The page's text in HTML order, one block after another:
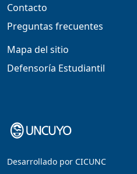
Contacto
Preguntas frecuentes
Mapa del sitio
Defensoría Estudiantil
Desarrollado por CICUNC